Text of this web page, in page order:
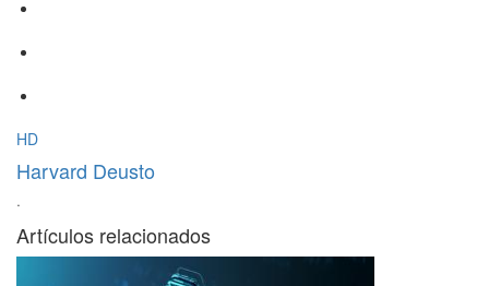
HD
Harvard Deusto
·
Artículos relacionados